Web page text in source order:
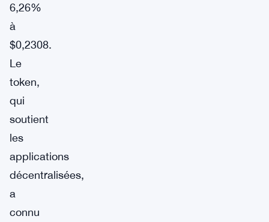
6,26%
à
$0,2308.
Le
token,
qui
soutient
les
applications
décentralisées,
a
connu